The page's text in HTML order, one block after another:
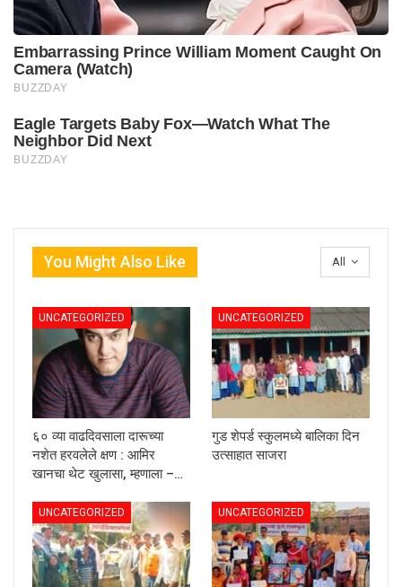
All
You Might Also Like
UNCATEGORIZED
६० व्या वाढदिवसाला दारूच्या
नशेत हरवलेले क्षण : आमिर
खानचा थेट खुलासा, म्हणाला –…
UNCATEGORIZED
गुड शेपर्ड स्कुलमध्ये बालिका दिन
उत्साहात साजरा
UNCATEGORIZED UNCATEGORIZED